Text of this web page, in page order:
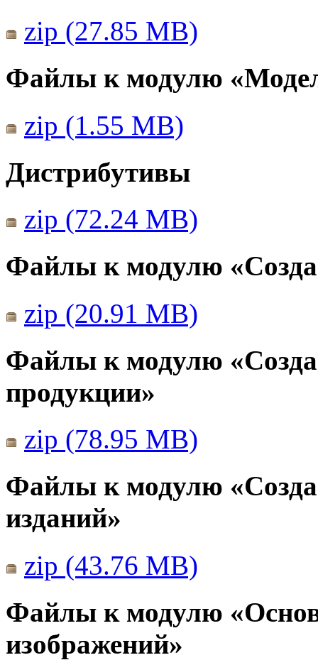
zip (27.85 MB)
Файлы к модулю
zip (1.55 MB)
Дистрибутивы
zip (72.24 MB)
Файлы к модулю
zip (20.91 MB)
Файлы к модулю
продукции»
zip (78.95 MB)
Файлы к модулю
изданий»
zip (43.76 MB)
Файлы к модулю
изображений»